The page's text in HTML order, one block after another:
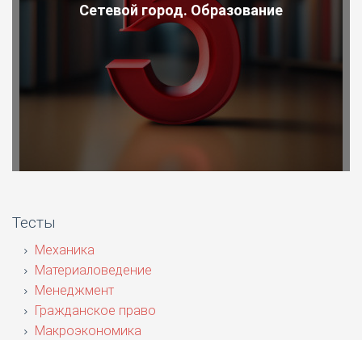
Сетевой город. Образование
Тесты
Механика
Материаловедение
Менеджмент
Гражданское право
Макроэкономика